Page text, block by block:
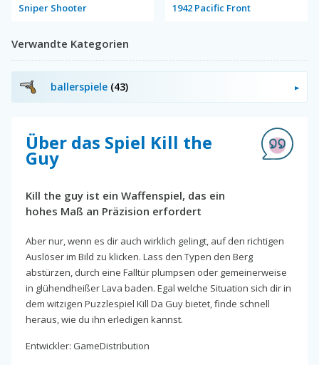
Sniper Shooter 1942 Pacific Front
Verwandte Kategorien
ballerspiele (43)
Über das Spiel Kill the
Guy
Kill the guy ist ein Waffenspiel, das ein
hohes Maß an Präzision erfordert
Aber nur, wenn es dir auch wirklich gelingt, auf den richtigen
Auslöser im Bild zu klicken. Lass den Typen den Berg
abstürzen, durch eine Falltür plumpsen oder gemeinerweise
in glühendheißer Lava baden. Egal welche Situation sich dir in
dem witzigen Puzzlespiel Kill Da Guy bietet, finde schnell
heraus, wie du ihn erledigen kannst.
Entwickler: GameDistribution